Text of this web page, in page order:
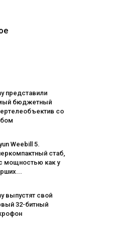
представили
бюджетный
со
Weebill 5.
стаб,
мощностью как у
выпустят свой
32-битный